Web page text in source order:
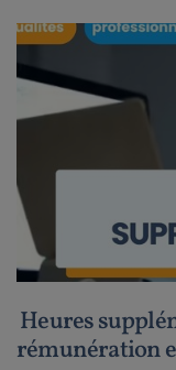
Heures
rémunération